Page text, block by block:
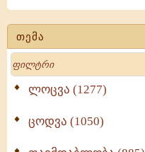
თემა
Search
ლოცვა (1277)
ცოდვა (1050)